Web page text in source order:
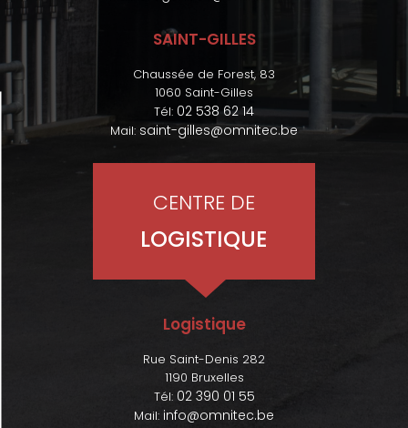
SAINT-GILLES
Chaussée de Forest, 83
1060 Saint-Gilles
Tél: 02 538 62 14
Mail: saint-gilles@omnitec.be
CENTRE DE
LOGISTIQUE
Logistique
Rue Saint-Denis 282
1190 Bruxelles
Tél: 02 390 01 55
Mail: info@omnitec.be